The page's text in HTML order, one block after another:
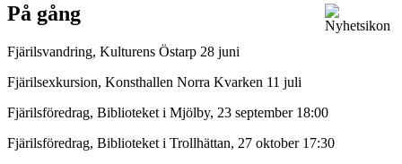
På gång
Fjärilsvandring, Kulturens Östarp 28 juni
Fjärilsexkursion, Konsthallen Norra Kvarken 11 juli
Fjärilsföredrag, Biblioteket i Mjölby, 23 september 18:00
Fjärilsföredrag, Biblioteket i Trollhättan, 27 oktober 17:30